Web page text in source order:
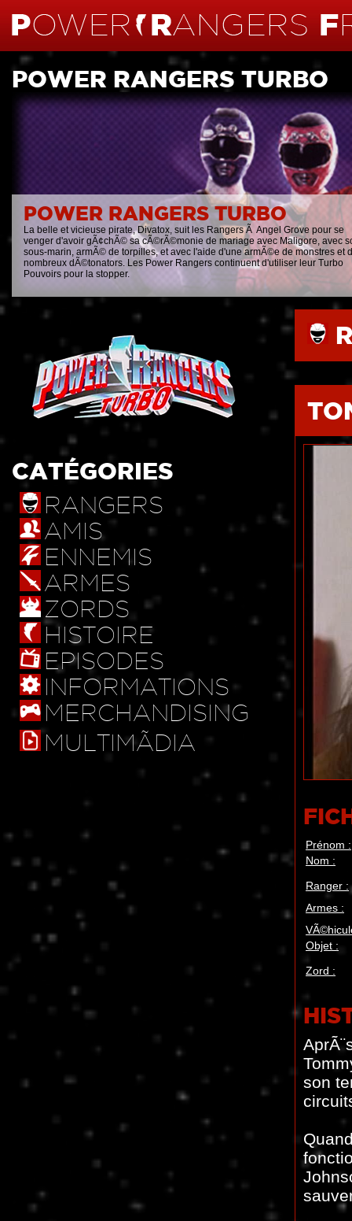
POWER RANGERS TURBO
POWER RANGERS TURBO
La belle et vicieuse pirate, Divatox, suit les Rangers Ã Angel Grove pour se
venger d'avoir gÃ¢chÃ© sa cÃ©rÃ©monie de mariage avec Maligore, avec
sous-marin, armÃ© de torpilles, et avec l'aide d'une armÃ©e de monstres et
nombreux dÃ©tonators. Les Power Rangers continuent d'utiliser leur Turbo
Pouvoirs pour la stopper.
CATÉGORIES
RANGERS
AMIS
ENNEMIS
ARMES
ZORDS
HISTOIRE
EPISODES
INFORMATIONS
MERCHANDISING
MULTIMÃDIA
Prénom :
Nom :
Ranger :
Armes :
Objet :
Zord :
son